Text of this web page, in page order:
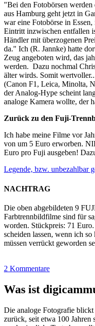
"Bei den Fotobörsen
aus Hamburg geht jetzt in
war eine Fotobörse in
Eintritt inzwischen entfallen
Händler mit überzogenen
da." Ich (R. Jannke) hatte
Zeug angeboten wird, das
werden. Dazu nochmal
älter wirds. Somit
(Canon F1, Leica, Minolta,
der Analog-Hype scheint
analoge Kamera wollte, der
Zurück zu den Fuji-
Ich habe meine Filme vor
von um 5 Euro erworben.
Euro pro Fuji ausgeben!
Legende, bzw. unbezahlbar
NACHTRAG
Die oben abgebildeten 9
Farbtrennbildfilme sind für
worden. Stückpreis: 71
scheiden lassen, wenn ich
müssen verrückt geworden
2 Kommentare
Was ist
Die analoge Fotografie
zurück, seit etwa 100 Jahren